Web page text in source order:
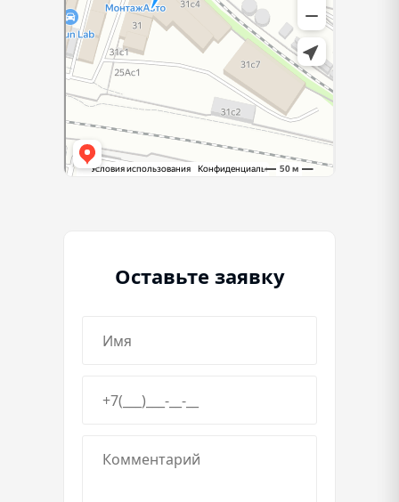
Оставьте заявку